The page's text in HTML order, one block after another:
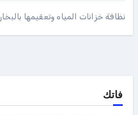
نظافة خزانات المياه وتعقيمها بالبخار
فاتك